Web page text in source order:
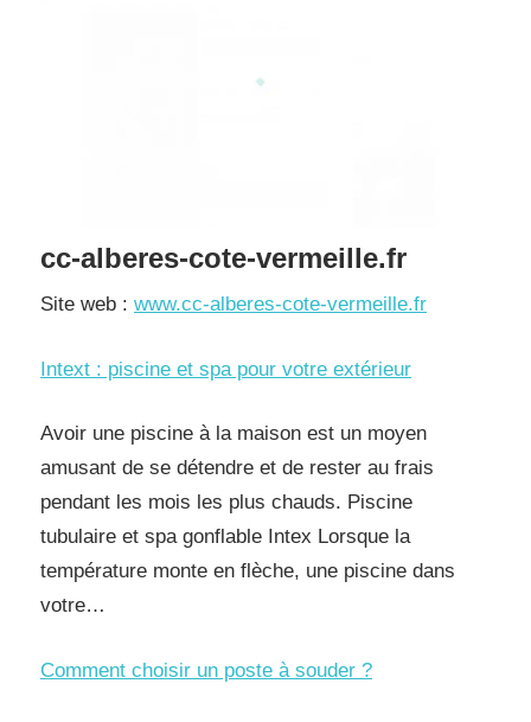
cc-alberes-cote-vermeille.fr
Site web : www.cc-alberes-cote-vermeille.fr
Intext : piscine et spa pour votre extérieur
Avoir une piscine à la maison est un moyen
amusant de se détendre et de rester au frais
pendant les mois les plus chauds. Piscine
tubulaire et spa gonflable Intex Lorsque la
température monte en flèche, une piscine dans
votre…
Comment choisir un poste à souder ?